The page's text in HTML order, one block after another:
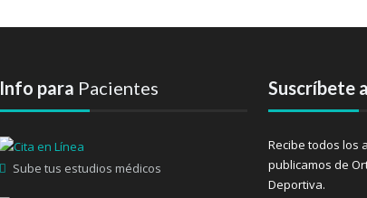
Info para Pacientes
Sube tus estudios médicos
Suscríbete
Recibe todos los
publicamos de
Deportiva.